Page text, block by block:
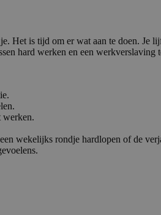
Het is tijd om er wat aan te doen. Je
hard werken en een
werken.
wekelijks rondje hardlopen of de